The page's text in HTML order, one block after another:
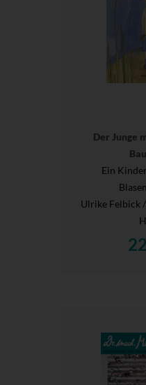
Der Junge
Ein
Ulrike Felbick